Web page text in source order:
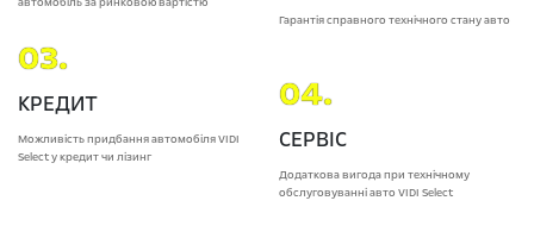
автомобіль за ринковою вартістю
Гарантія справного технічного стану авто
03.
КРЕДИТ
Можливість придбання автомобіля VIDI
Select у кредит чи лізинг
04.
СЕРВІС
Додаткова вигода при технічному
обслуговуванні авто VIDI Select